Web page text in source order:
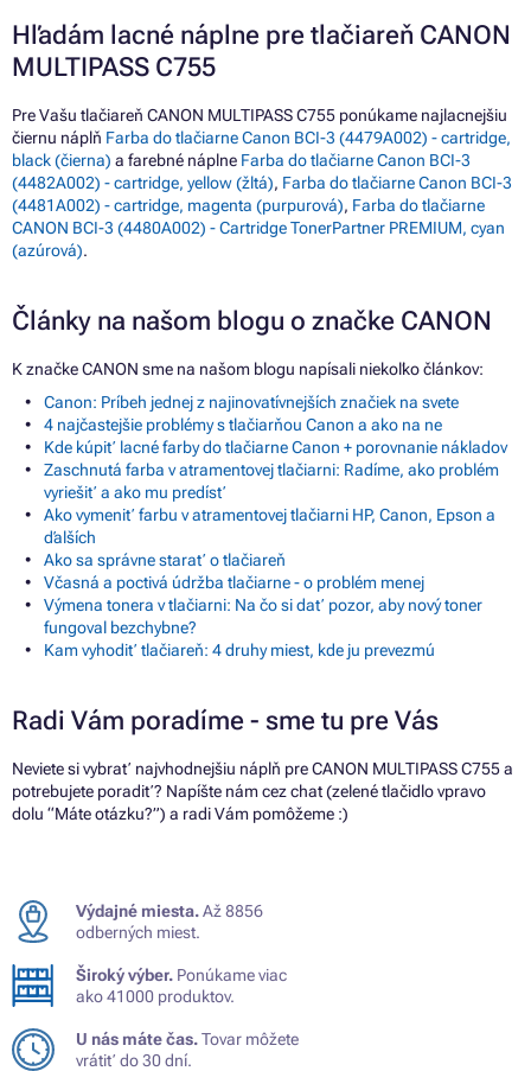
Hľadám lacné náplne pre tlačiareň CANON
MULTIPASS C755
Pre Vašu tlačiareň CANON MULTIPASS C755 ponúkame najlacnejšiu
čiernu náplň Farba do tlačiarne Canon BCI-3 (4479A002) - cartridge,
black (čierna) a farebné náplne Farba do tlačiarne Canon BCI-3
(4482A002) - cartridge, yellow (žltá), Farba do tlačiarne Canon BCI-3
(4481A002) - cartridge, magenta (purpurová), Farba do tlačiarne
CANON BCI-3 (4480A002) - Cartridge TonerPartner PREMIUM, cyan
(azúrová).
Články na našom blogu o značke CANON
K značke CANON sme na našom blogu napísali niekoľko článkov:
Canon: Príbeh jednej z najinovatívnejších značiek na svete
4 najčastejšie problémy s tlačiarňou Canon a ako na ne
Kde kúpiť lacné farby do tlačiarne Canon + porovnanie nákladov
Zaschnutá farba v atramentovej tlačiarni: Radíme, ako problém
vyriešiť a ako mu predísť
Ako vymeniť farbu v atramentovej tlačiarni HP, Canon, Epson a
ďalších
Ako sa správne starať o tlačiareň
Včasná a poctivá údržba tlačiarne - o problém menej
Výmena tonera v tlačiarni: Na čo si dať pozor, aby nový toner
fungoval bezchybne?
Kam vyhodiť tlačiareň: 4 druhy miest, kde ju prevezmú
Radi Vám poradíme - sme tu pre Vás
Neviete si vybrať najvhodnejšiu náplň pre CANON MULTIPASS C755 a
potrebujete poradiť? Napíšte nám cez chat (zelené tlačidlo vpravo
dolu “Máte otázku?”) a radi Vám pomôžeme :)
Výdajné miesta.Až 8856
odberných miest.
Široký výber. Ponúkame viac
ako 41000 produktov.
U nás máte čas.Tovar môžete
vrátiť do 30 dní.